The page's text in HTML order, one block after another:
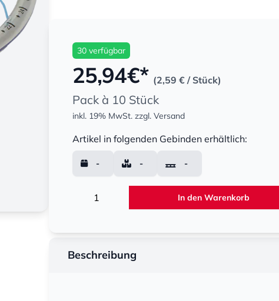
30 verfügbar
25,94€* (2,59 € / Stück)
Pack à 10 Stück
inkl. 19% MwSt. zzgl. Versand
Artikel in folgenden Gebinden erhältlich:
- - -
In den Warenkorb
Beschreibung